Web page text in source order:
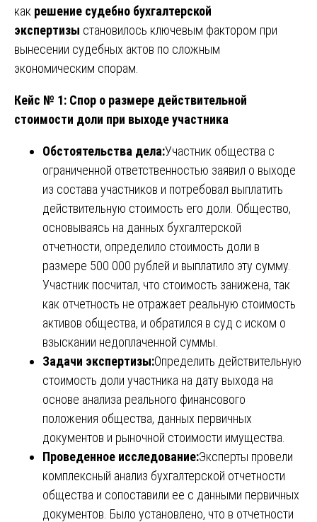
как решение судебно бухгалтерской
экспертизы становилось ключевым фактором при
вынесении судебных актов по сложным
экономическим спорам.
Кейс № 1: Спор о размере действительной
стоимости доли при выходе участника
Обстоятельства дела:Участник общества с
ограниченной ответственностью заявил о выходе
из состава участников и потребовал выплатить
действительную стоимость его доли. Общество,
основываясь на данных бухгалтерской
отчетности, определило стоимость доли в
размере 500 000 рублей и выплатило эту сумму.
Участник посчитал, что стоимость занижена, так
как отчетность не отражает реальную стоимость
активов общества, и обратился в суд с иском о
взыскании недоплаченной суммы.
Задачи экспертизы:Определить действительную
стоимость доли участника на дату выхода на
основе анализа реального финансового
положения общества, данных первичных
документов и рыночной стоимости имущества.
Проведенное исследование:Эксперты провели
комплексный анализ бухгалтерской отчетности
общества и сопоставили ее с данными первичных
документов. Было установлено, что в отчетности